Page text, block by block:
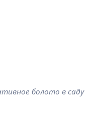
болото в саду